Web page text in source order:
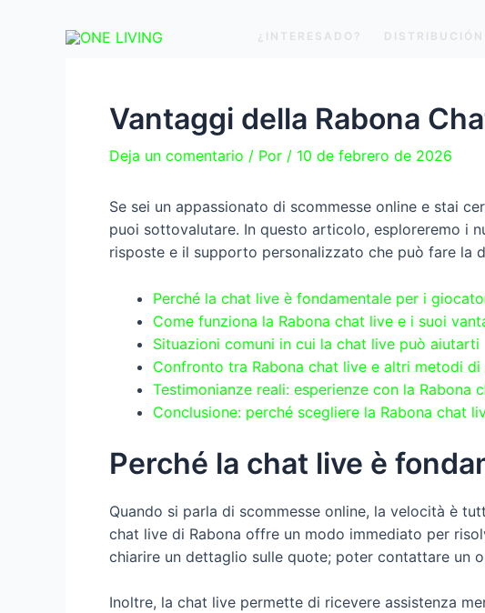
¿INTERESADO? DISTRIBUCIÓN
Vantaggi della Rabona
Deja un comentario / Por / 10 de febrero de 2026
Se sei un appassionato di scommesse online e stai
puoi sottovalutare. In questo articolo, esploreremo i
risposte e il supporto personalizzato che può fare la
Perché la chat live è fondamentale per i
Come funziona la Rabona chat live e i suoi
Situazioni comuni in cui la chat live può aiutarti
Confronto tra Rabona chat live e altri metodi di
Testimonianze reali: esperienze con la Rabona
Conclusione: perché scegliere la Rabona chat
Perché la chat live è
Quando si parla di scommesse online, la velocità è
chat live di Rabona offre un modo immediato per
chiarire un dettaglio sulle quote; poter contattare un
Inoltre, la chat live permette di ricevere assistenza
de